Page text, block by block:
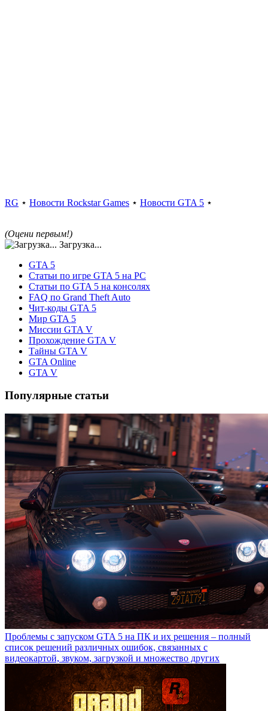
RG ⋆ Новости Rockstar Games ⋆ Новости GTA 5 ⋆
(Оцени первым!)
Загрузка...
GTA 5
Статьи по игре GTA 5 на PC
Статьи по GTA 5 на консолях
FAQ по Grand Theft Auto
Чит-коды GTA 5
Мир GTA 5
Миссии GTA V
Прохождение GTA V
Тайны GTA V
GTA Online
GTA V
Популярные статьи
Проблемы с запуском GTA 5 на ПК и их решения – полный
список решений различных ошибок, связанных с
видеокартой, звуком, загрузкой и множество других